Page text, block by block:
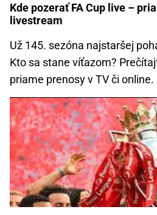
Kde pozerať FA Cup live –
livestream
Už 145. sezóna najstaršej
Kto sa stane víťazom?
priame prenosy v TV či online.